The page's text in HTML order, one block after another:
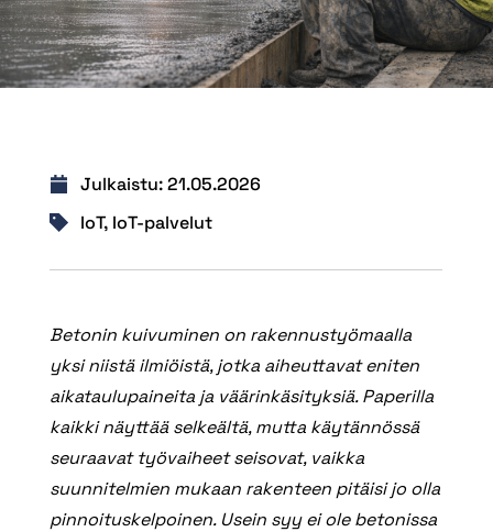
Julkaistu: 21.05.2026
IoT, IoT-palvelut
Betonin kuivuminen on rakennustyömaalla
yksi niistä ilmiöistä, jotka aiheuttavat eniten
aikataulupaineita ja väärinkäsityksiä. Paperilla
kaikki näyttää selkeältä, mutta käytännössä
seuraavat työvaiheet seisovat, vaikka
suunnitelmien mukaan rakenteen pitäisi jo olla
pinnoituskelpoinen. Usein syy ei ole betonissa